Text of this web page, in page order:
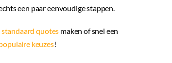
een paar eenvoudige stappen.
standaard quotes maken of snel een
keuzes!